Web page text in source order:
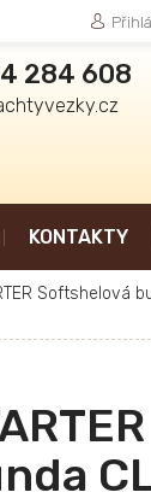
284 608
KONTAKTY
Softshelová